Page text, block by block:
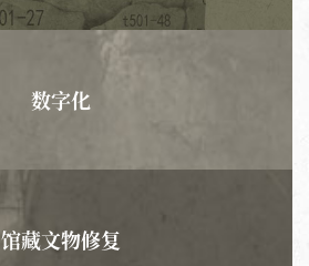
数字化
馆藏文物修复